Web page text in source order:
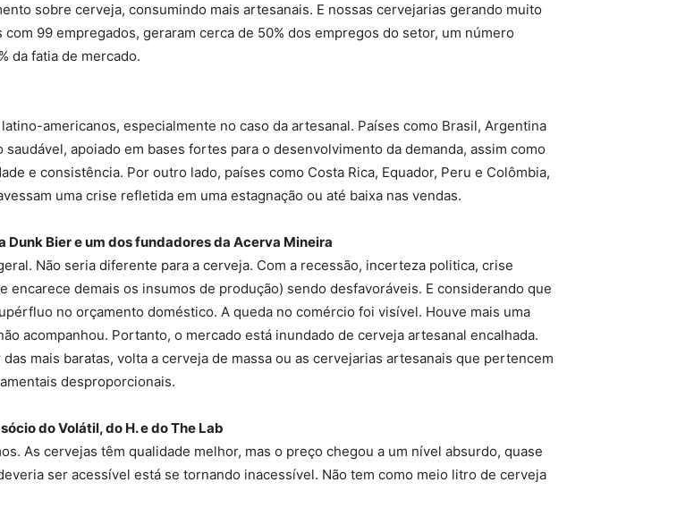
sobre cerveja, consumindo mais artesanais. E nossas cervejarias gerando muito
99 empregados, geraram cerca de 50% dos empregos do setor, um número
da fatia de mercado.
americanos, especialmente no caso da artesanal. Países como Brasil, Argentina
apoiado em bases fortes para o desenvolvimento da demanda, assim como
e consistência. Por outro lado, países como Costa Rica, Equador, Peru e Colômbia,
uma crise refletida em uma estagnação ou até baixa nas vendas.
Dunk Bier e um dos fundadores da Acerva Mineira
Não seria diferente para a cerveja. Com a recessão, incerteza politica, crise
demais os insumos de produção) sendo desfavoráveis. E considerando que
no orçamento doméstico. A queda no comércio foi visível. Houve mais uma
acompanhou. Portanto, o mercado está inundado de cerveja artesanal encalhada.
mais baratas, volta a cerveja de massa ou as cervejarias artesanais que pertencem
desproporcionais.
do Volátil, do H. e do The Lab
As cervejas têm qualidade melhor, mas o preço chegou a um nível absurdo, quase
ser acessível está se tornando inacessível. Não tem como meio litro de cerveja